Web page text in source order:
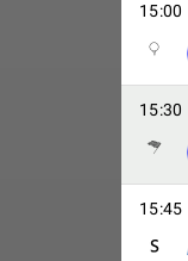
15:00
15:30
15:45